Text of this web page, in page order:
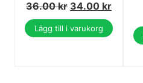
36.00kr 34.00 kr
Lägg till i varukorg